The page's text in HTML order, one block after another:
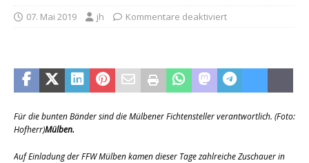
07. Mai 2019 jh Kommentare deaktiviert
Für die bunten Bänder sind die Mülbener Fichtensteller verantwortlich. (Foto:
Hofherr)Mülben.
Auf Einladung der FFW Mülben kamen dieser Tage zahlreiche Zuschauer in